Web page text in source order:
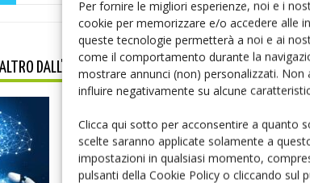
Per fornire le migliori esperienze, noi e i
cookie per memorizzare e/o accedere alle
queste tecnologie permetterà a noi e ai
come il comportamento durante la
mostrare annunci (non) personalizzati.
influire negativamente su alcune
Clicca qui sotto per acconsentire a quanto
scelte saranno applicate solamente a
impostazioni in qualsiasi momento,
pulsanti della Cookie Policy o cliccando sul
ALTRO DALL'AUTORE